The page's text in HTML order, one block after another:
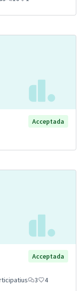
Acceptada
Acceptada
3 4